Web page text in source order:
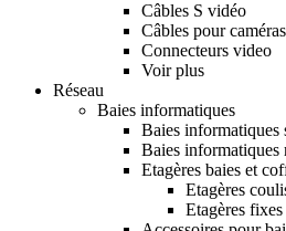
Câbles S vidéo
Câbles pour
Connecteurs video
Voir plus
Réseau
Baies informatiques
Baies informatiques
Baies informatiques
Etagères baies et
Etagères
Etagères fixes